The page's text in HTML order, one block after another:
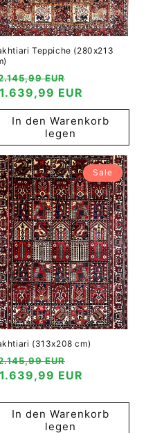
Teppiche (280x213
EUR
EUR
In den Warenkorb
legen
Sale
(313x208 cm)
EUR
EUR
In den Warenkorb
legen